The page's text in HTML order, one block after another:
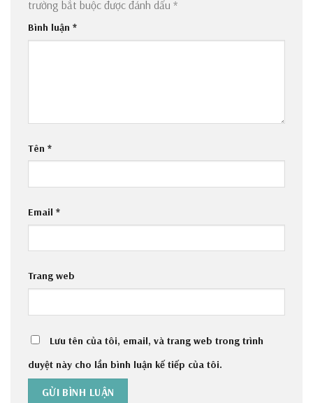
trường bắt buộc được đánh dấu *
Bình luận *
Tên *
Email *
Trang web
Lưu tên của tôi, email, và trang web trong trình
duyệt này cho lần bình luận kế tiếp của tôi.